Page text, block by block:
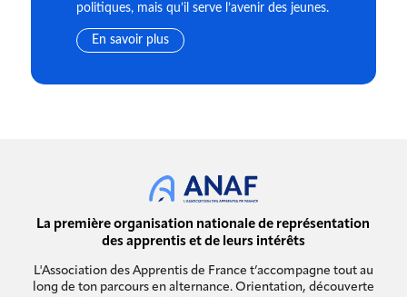
politiques, mais qu’il serve l’avenir des jeunes.
En savoir plus
La première organisation nationale de représentation
des apprentis et de leurs intérêts
L'Association des Apprentis de France t’accompagne tout au
long de ton parcours en alternance. Orientation, découverte